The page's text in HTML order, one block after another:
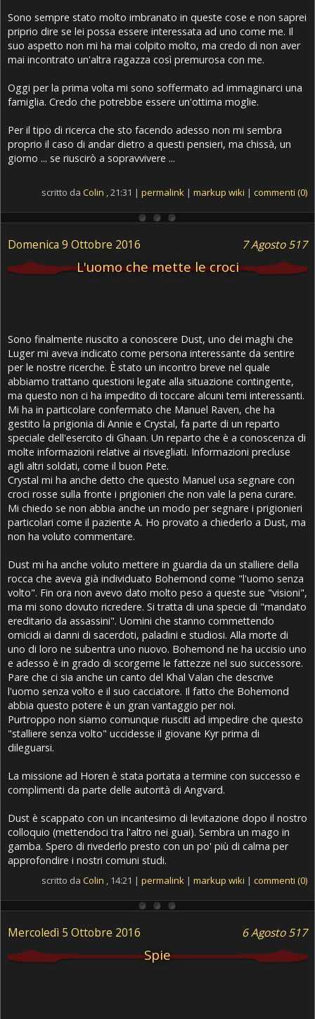
Sono sempre stato molto imbranato in queste cose e non saprei
priprio dire se lei possa essere interessata ad uno come me. Il
suo aspetto non mi ha mai colpito molto, ma credo di non aver
mai incontrato un'altra ragazza così premurosa con me.
Oggi per la prima volta mi sono soffermato ad immaginarci una
famiglia. Credo che potrebbe essere un'ottima moglie.
Per il tipo di ricerca che sto facendo adesso non mi sembra
proprio il caso di andar dietro a questi pensieri, ma chissà, un
giorno ... se riuscirò a sopravvivere ...
scritto da Colin , 21:31 | permalink | markup wiki | commenti (0)
7 Agosto 517
Domenica 9 Ottobre 2016
L'uomo che mette le croci
Sono finalmente riuscito a conoscere Dust, uno dei maghi che
Luger mi aveva indicato come persona interessante da sentire
per le nostre ricerche. È stato un incontro breve nel quale
abbiamo trattano questioni legate alla situazione contingente,
ma questo non ci ha impedito di toccare alcuni temi interessanti.
Mi ha in particolare confermato che Manuel Raven, che ha
gestito la prigionia di Annie e Crystal, fa parte di un reparto
speciale dell'esercito di Ghaan. Un reparto che è a conoscenza di
molte informazioni relative ai risvegliati. Informazioni precluse
agli altri soldati, come il buon Pete.
Crystal mi ha anche detto che questo Manuel usa segnare con
croci rosse sulla fronte i prigionieri che non vale la pena curare.
Mi chiedo se non abbia anche un modo per segnare i prigionieri
particolari come il paziente A. Ho provato a chiederlo a Dust, ma
non ha voluto commentare.
Dust mi ha anche voluto mettere in guardia da un stalliere della
rocca che aveva già individuato Bohemond come "l'uomo senza
volto". Fin ora non avevo dato molto peso a queste sue "visioni",
ma mi sono dovuto ricredere. Si tratta di una specie di "mandato
ereditario da assassini". Uomini che stanno commettendo
omicidi ai danni di sacerdoti, paladini e studiosi. Alla morte di
uno di loro ne subentra uno nuovo. Bohemond ne ha uccisio uno
e adesso è in grado di scorgerne le fattezze nel suo successore.
Pare che ci sia anche un canto del Khal Valan che descrive
l'uomo senza volto e il suo cacciatore. Il fatto che Bohemond
abbia questo potere è un gran vantaggio per noi.
Purtroppo non siamo comunque riusciti ad impedire che questo
"stalliere senza volto" uccidesse il giovane Kyr prima di
dileguarsi.
La missione ad Horen è stata portata a termine con successo e
complimenti da parte delle autorità di Angvard.
Dust è scappato con un incantesimo di levitazione dopo il nostro
colloquio (mettendoci tra l'altro nei guai). Sembra un mago in
gamba. Spero di rivederlo presto con un po' più di calma per
approfondire i nostri comuni studi.
scritto da Colin , 14:21 | permalink | markup wiki | commenti (0)
6 Agosto 517
Mercoledì 5 Ottobre 2016
Spie